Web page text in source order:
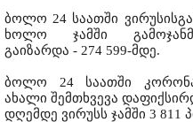
ბოლო 24 საათში
ხოლო ჯამში
გაიზარდა - 274 599-მდე.
ბოლო 24 საათში
ახალი შემთხვევა
დღემდე ვირუსს ჯამში 3 811